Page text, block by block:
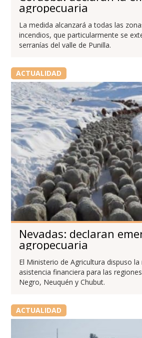
agropecuaria
La medida alcanzará a todas las
incendios, que particularmente se
serranías del valle de Punilla.
ACTUALIDAD
Nevadas: declaran
agropecuaria
El Ministerio de Agricultura dispuso
asistencia financiera para las
Negro, Neuquén y Chubut.
ACTUALIDAD